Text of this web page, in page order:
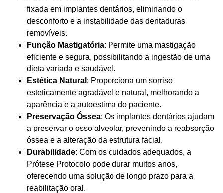
fixada em implantes dentários, eliminando o
desconforto e a instabilidade das dentaduras
removíveis.
Função Mastigatória: Permite uma mastigação
eficiente e segura, possibilitando a ingestão de uma
dieta variada e saudável.
Estética Natural : Proporciona um sorriso
esteticamente agradável e natural, melhorando a
aparência e a autoestima do paciente.
Preservação Óssea: Os implantes dentários ajudam
a preservar o osso alveolar, prevenindo a reabsorção
óssea e a alteração da estrutura facial.
Durabilidade: Com os cuidados adequados, a
Prótese Protocolo pode durar muitos anos,
oferecendo uma solução de longo prazo para a
reabilitação oral.